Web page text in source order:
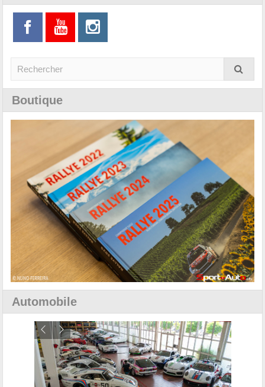
Boutique
Automobile